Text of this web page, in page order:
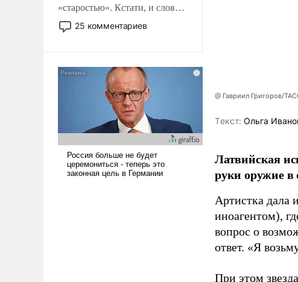
«старостью». Кстати, и слово-
то это уже стараются не
использовать – так же, как
что оно уже несет негативные
коннотации.
25 комментариев
@ Гавриил Григоров/
Tекст: Ольга
Латвийская
руки оружие в
Артистка дала
иноагентом),
вопрос о
ответ. «Я
При этом